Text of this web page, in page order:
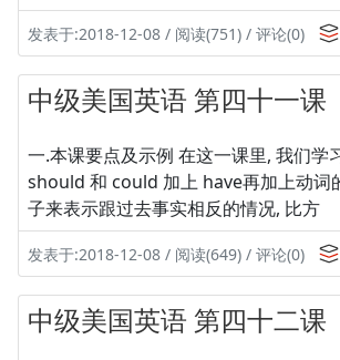
发表于:2018-12-08 / 阅读(751) / 评论(0)
中级美国英语 第四十一课
一.本课要点及示例 在这一课里, 我们学
should 和 could 加上 have再加上动词
子来表示跟过去事实相反的情况, 比方
发表于:2018-12-08 / 阅读(649) / 评论(0)
中级美国英语 第四十二课